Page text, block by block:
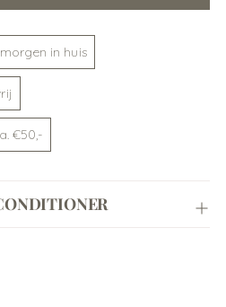
in huis
€50,-